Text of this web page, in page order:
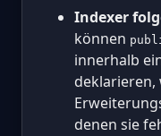
Indexer
können
innerhalb
deklarieren,
denen sie